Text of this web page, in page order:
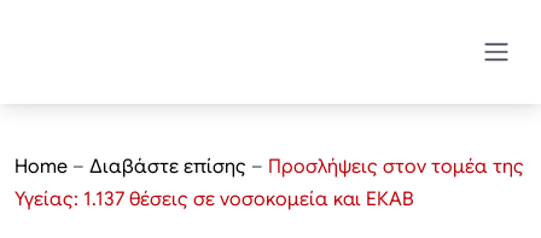
Home – Διαβάστε επίσης – Προσλήψεις στον τομέα της
Υγείας: 1.137 θέσεις σε νοσοκομεία και ΕΚΑΒ